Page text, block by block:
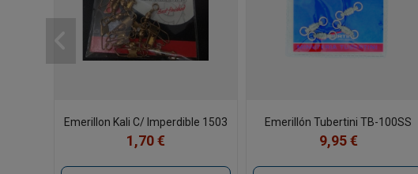
Emerillon Kali C/ Imperdible 1503
1,70 €
Emerillón Tubertini TB-100SS
9,95 €